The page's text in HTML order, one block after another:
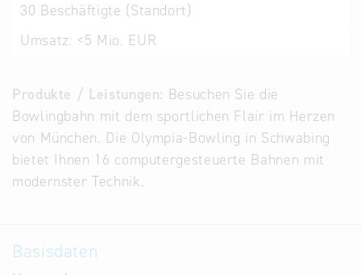
Datenbanken
Alternative
Datenbanken
aus
30 Beschäftigte (Standort)
Umsatz: <5 Mio. EUR
Produkte / Leistungen: Besuchen Sie die
Bowlingbahn mit dem sportlichen Flair im Herzen
von München. Die Olympia-Bowling in Schwabing
bietet Ihnen 16 computergesteuerte Bahnen mit
modernster Technik.
Basisdaten